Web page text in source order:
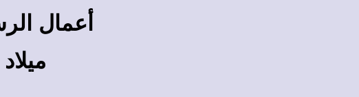
أعمال الرسل 2 - تفسير سفر